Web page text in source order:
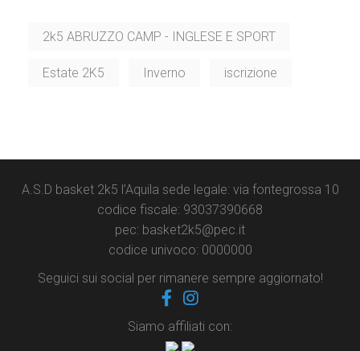
2k5 ABRUZZO CAMP - INGLESE E SPORT
Estate 2K5 Inverno iscrizione
A.S.D basket 2k5 l’Aquila sede legale: via fontegrossa 10
codice fiscale: 93037390668
pec: basket2k5@pec.it
codice univoco: 0000000
Seguici sui social per rimanere sempre aggiornato!
Siamo affiliati con: